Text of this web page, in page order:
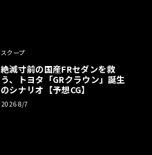
スクープ
絶滅寸前の国産FRセダンを救
う、トヨタ「GRクラウン」誕生
のシナリオ【予想CG】
2026 8/7